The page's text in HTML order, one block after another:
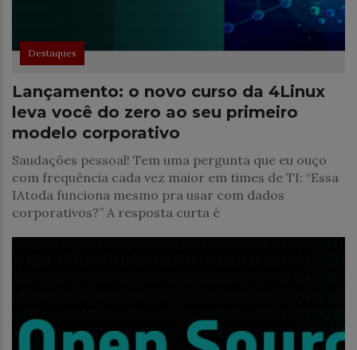
Destaques
Lançamento: o novo curso da 4Linux
leva você do zero ao seu primeiro
modelo corporativo
Saudações pessoal! Tem uma pergunta que eu ouço
com frequência cada vez maior em times de TI: “Essa
IAtoda funciona mesmo pra usar com dados
corporativos?” A resposta curta é